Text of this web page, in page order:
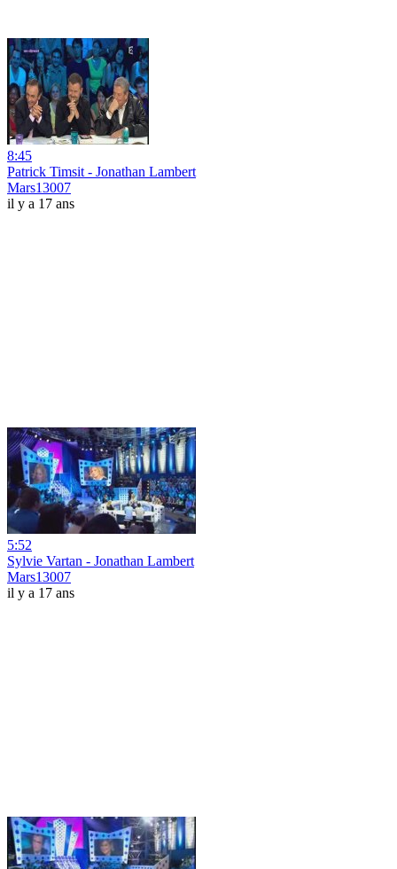
8:45
Patrick Timsit - Jonathan Lambert
Mars13007
il y a 17 ans
5:52
Sylvie Vartan - Jonathan Lambert
Mars13007
il y a 17 ans